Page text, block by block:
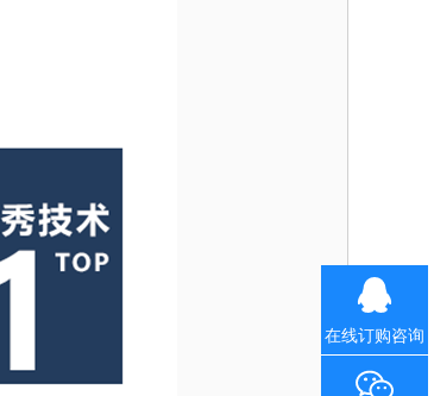
在线订购咨询